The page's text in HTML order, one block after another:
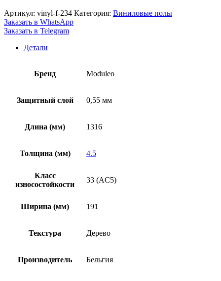
Артикул: vinyl-f-234 Категория: Виниловые полы
Заказать в WhatsApp
Заказать в Telegram
Детали
Бренд Moduleo
Защитный слой 0,55 мм
Длина (мм) 1316
Толщина (мм) 4.5
Класс
износостойкости
33 (AC5)
Ширина (мм) 191
Текстура Дерево
Производитель Бельгия